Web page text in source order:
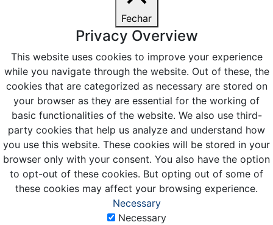
Fechar
Privacy Overview
This website uses cookies to improve your experience
while you navigate through the website. Out of these, the
cookies that are categorized as necessary are stored on
your browser as they are essential for the working of
basic functionalities of the website. We also use third-
party cookies that help us analyze and understand how
you use this website. These cookies will be stored in your
browser only with your consent. You also have the option
to opt-out of these cookies. But opting out of some of
these cookies may affect your browsing experience.
Necessary
Necessary